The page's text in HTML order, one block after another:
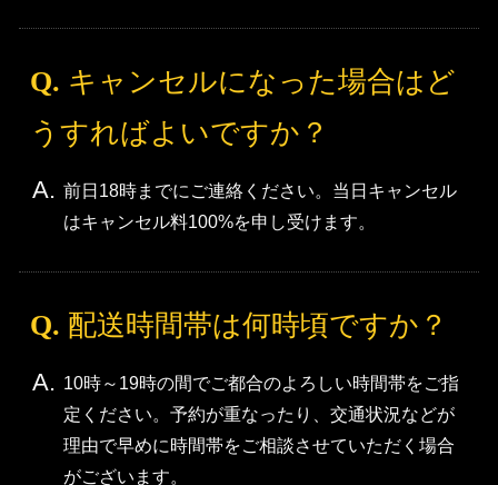
Q. キャンセルになった場合はど
うすればよいですか？
A. 前日18時までにご連絡ください。当日キャンセル
はキャンセル料100%を申し受けます。
Q. 配送時間帯は何時頃ですか？
A. 10時～19時の間でご都合のよろしい時間帯をご指
定ください。予約が重なったり、交通状況などが
理由で早めに時間帯をご相談させていただく場合
がございます。